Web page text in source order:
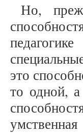
Но,
это
то одной,